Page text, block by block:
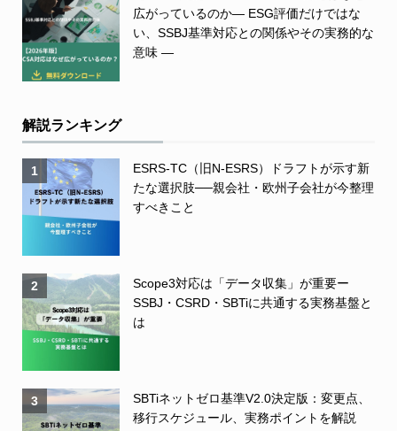
広がっているのか― ESG評価だけではな
い、SSBJ基準対応との関係やその実務的な
意味 ―
解説ランキング
1
ESRS-TC（旧N-ESRS）ドラフトが示す新
たな選択肢──親会社・欧州子会社が今整理
すべきこと
2
Scope3対応は「データ収集」が重要ー
SSBJ・CSRD・SBTiに共通する実務基盤と
は
3
SBTiネットゼロ基準V2.0決定版：変更点、
移行スケジュール、実務ポイントを解説